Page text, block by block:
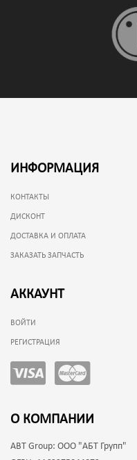
ИНФОРМАЦИЯ
КОНТАКТЫ
ДИСКОНТ
ДОСТАВКА И ОПЛАТА
ЗАКАЗАТЬ ЗАПЧАСТЬ
АККАУНТ
ВОЙТИ
РЕГИСТРАЦИЯ
О КОМПАНИИ
ABT Group: ООО "АБТ Групп"